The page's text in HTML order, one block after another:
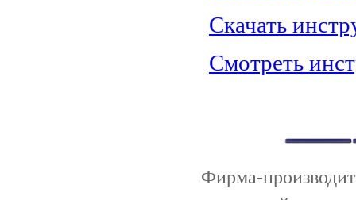
Скачать
Смотреть
Фирма-